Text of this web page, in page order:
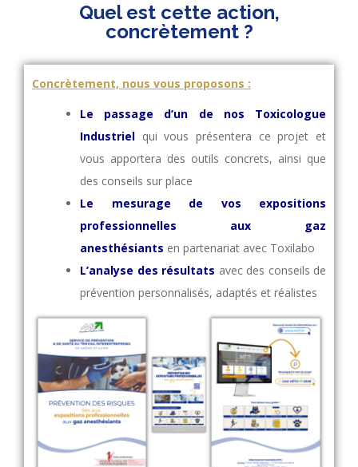
Quel est cette action,
concrètement ?
Concrètement, nous vous proposons :
Le passage d’un de nos Toxicologue
Industriel qui vous présentera ce projet et
vous apportera des outils concrets, ainsi que
des conseils sur place
Le mesurage de vos expositions
professionnelles aux gaz
anesthésiants en partenariat avec Toxilabo
L’analyse des résultats avec des conseils de
prévention personnalisés, adaptés et réalistes